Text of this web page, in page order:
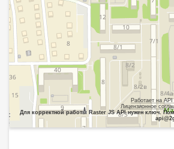
Работает на
Лицензионное
Для корректной работы Raster JS API нужен ключ.